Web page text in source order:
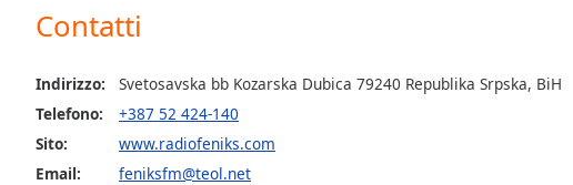
Chapters
off,
selected
Contatti
Indirizzo:
Svetosavska bb Kozarska Dubica 79240 Republika Srpska, BiH
Telefono:
+387 52 424-140
Sito:
www.radiofeniks.com
Email:
feniksfm@teol.net